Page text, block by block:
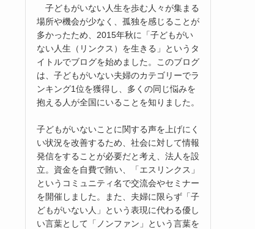
子どもがいない人生を歩む人々が集まる
場所や機会が少なく、孤独を感じることが
多かったため、2015年秋に「子どもがい
ない人生（リンクス）を生きる」というタ
イトルでブログを始めました。このブログ
は、子どもがいない夫婦のカテゴリーでラ
ンキング1位を獲得し、多くの同じ悩みを
抱える人が全国にいることを知りました。
子どもがいないことに関する声を上げにく
い状況を改善するため、社会に対して情報
発信をすることが必要だと考え、法人を設
立。資金を自費で賄い、「エスリンクス」
というコミュニティ名で交流会やセミナー
を開催しました。また、夫婦に限らず「子
どもがいない人」という表現に代わる優し
い言葉として「ノンファン」という言葉を